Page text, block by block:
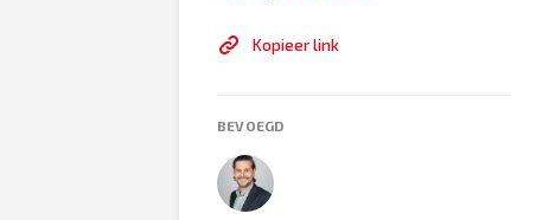
Kopieer link
BEVOEGD